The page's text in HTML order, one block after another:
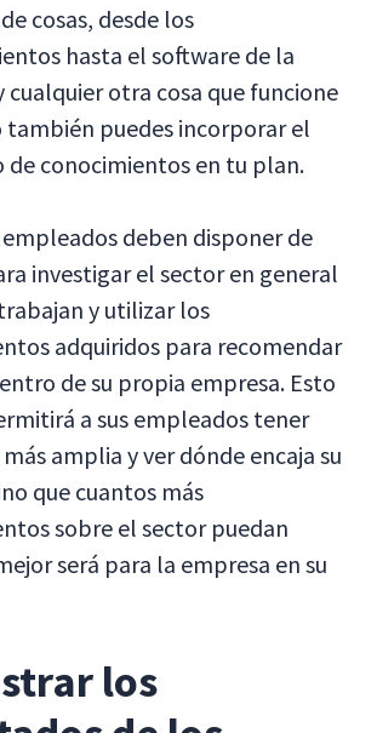
cosas, desde los
hasta el software de la
cualquier otra cosa que funcione
también puedes incorporar el
de conocimientos en tu plan.
deben disponer de
investigar el sector en general
y utilizar los
adquiridos para recomendar
de su propia empresa. Esto
a sus empleados tener
amplia y ver dónde encaja su
que cuantos más
sobre el sector puedan
será para la empresa en su
los